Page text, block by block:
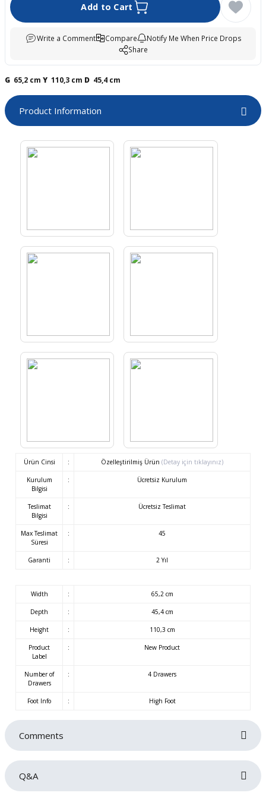
Add to Cart
Write a Comment Compare
Notify Me When Price Drops
Share
G 65,2 cm Y 110,3 cm D 45,4 cm
Product Information
Ürün Cinsi : Özelleştirilmiş Ürün (Detay için tıklayınız)
Kurulum
Bilgisi
: Ücretsiz Kurulum
Teslimat
Bilgisi
: Ücretsiz Teslimat
Max Teslimat
Süresi
: 45
Garanti : 2 Yıl
Width : 65,2 cm
Depth : 45,4 cm
Height : 110,3 cm
Product
Label
: New Product
Number of
Drawers
: 4 Drawers
Foot Info : High Foot
Comments
Q&A